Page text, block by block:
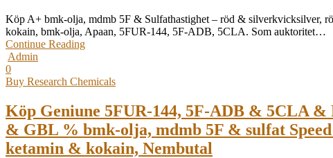
Köp A+ bmk-olja, mdmb 5F & Sulfathastighet – röd & silverkvicksilver,
kokain, bmk-olja, Apaan, 5FUR-144, 5F-ADB, 5CLA. Som auktoritet…
Continue Reading
Admin
0
Buy Research Chemicals
Köp Geniune 5FUR-144, 5F-ADB & 5CLA
& GBL % bmk-olja, mdmb 5F & sulfat
ketamin & kokain, Nembutal